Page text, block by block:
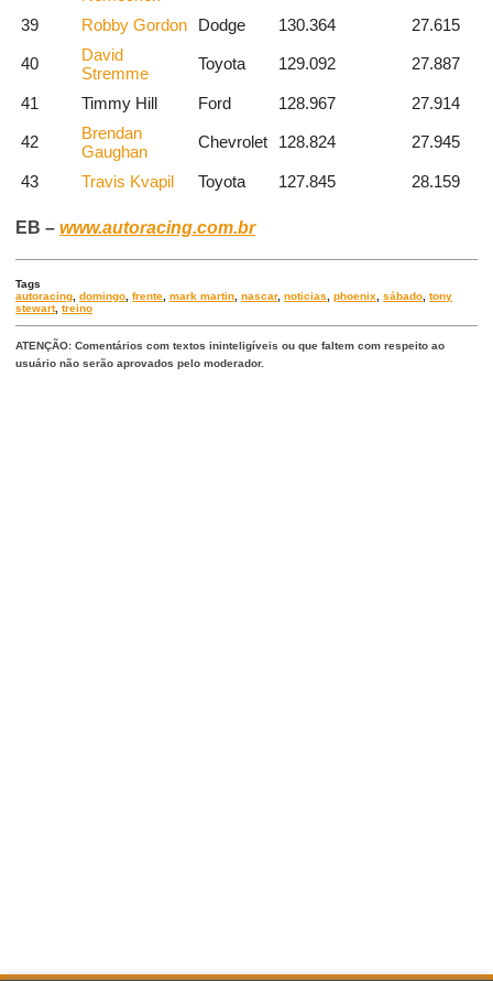
39 Robby Gordon Dodge 130.364 27.615
40
David
Stremme
Toyota 129.092 27.887
41 Timmy Hill Ford 128.967 27.914
42
Brendan
Gaughan
Chevrolet 128.824 27.945
43 Travis Kvapil Toyota 127.845 28.159
EB –www.autoracing.com.br
Tags
autoracing ,domingo ,frente ,mark martin ,nascar,noticias ,phoenix ,sábado ,tony
stewart,treino
ATENÇÃO: Comentários com textos ininteligíveis ou que faltem com respeito ao
usuário não serão aprovados pelo moderador.